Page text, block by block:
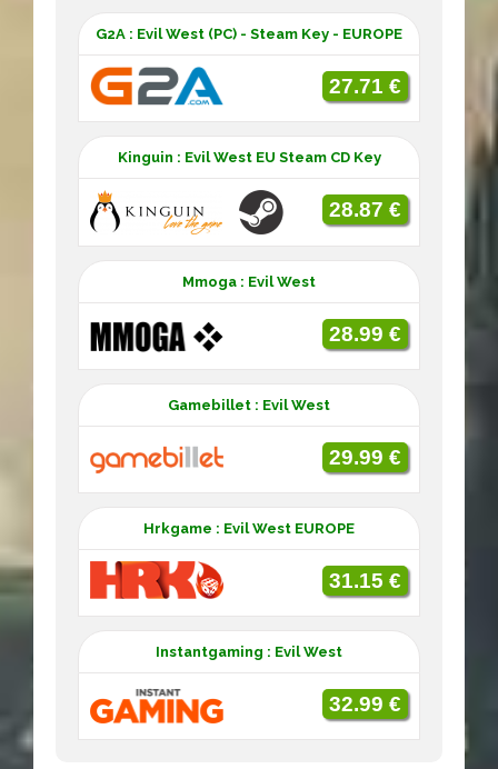
G2A : Evil West (PC) - Steam Key - EUROPE
27.71 €
Kinguin : Evil West EU Steam CD Key
28.87 €
Mmoga : Evil West
28.99 €
Gamebillet : Evil West
29.99 €
Hrkgame : Evil West EUROPE
31.15 €
Instantgaming : Evil West
32.99 €